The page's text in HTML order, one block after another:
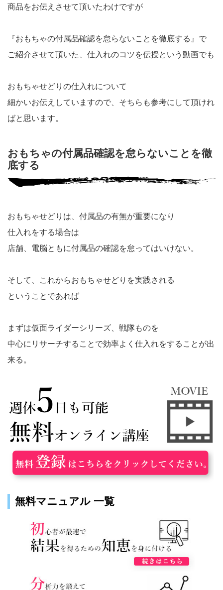
商品をお伝えさせて頂いたわけですが
『おもちゃの付属品確認を怠らないことを徹底する』で
ご紹介させて頂いた、仕入れのコツを伝授という動画でも
おもちゃせどりの仕入れについて
細かいお伝えしていますので、そちらも参考にして頂けれ
ばと思います。
おもちゃの付属品確認を怠らないことを徹
底する
おもちゃせどりは、付属品の有無が重要になり
仕入れをする場合は
店舗、電脳ともに付属品の確認を怠ってはいけない。
そして、これからおもちゃせどりを実践される
ということであれば
まずは仮面ライダーシリーズ、戦隊ものを
中心にリサーチすることで効率よく仕入れをすることが出
来る。
無料マニュアル 一覧